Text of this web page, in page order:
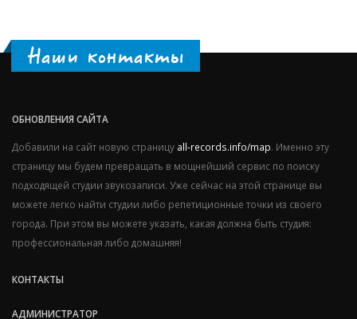
Наши контакты
ОБНОВЛЕНИЯ САЙТА
Добавили на сайт новую страницу all-records.info/map. Именно эту
страницу мы будем превращать в мощнейший сервис по поиску
подходящей студии звукозаписи. Уже сейчас на этой странице вы
можете легко найти студии либо репетиционные точки из своего
города. При этом вы можете указать, какая должна быть студия:
профессиональная либо домашняя!
КОНТАКТЫ
АДМИНИСТРАТОР